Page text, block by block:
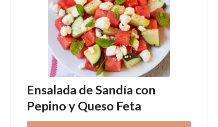
Ensalada de Sandía con
Pepino y Queso Feta